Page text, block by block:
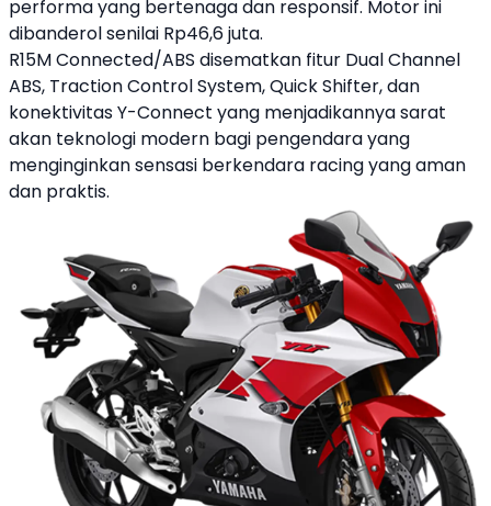
performa yang bertenaga dan responsif. Motor ini
dibanderol senilai Rp46,6 juta.
R15M Connected/ABS disematkan fitur Dual Channel
ABS, Traction Control System, Quick Shifter, dan
konektivitas Y-Connect yang menjadikannya sarat
akan teknologi modern bagi pengendara yang
menginginkan sensasi berkendara racing yang aman
dan praktis.